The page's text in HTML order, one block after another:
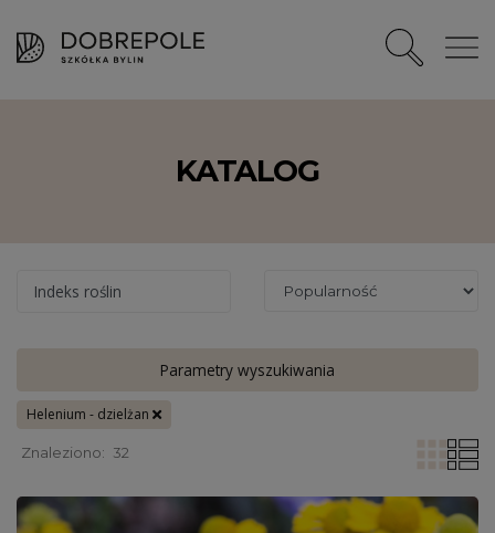
KATALOG
Indeks roślin
Parametry wyszukiwania
Helenium - dzielżan
Znaleziono: 32